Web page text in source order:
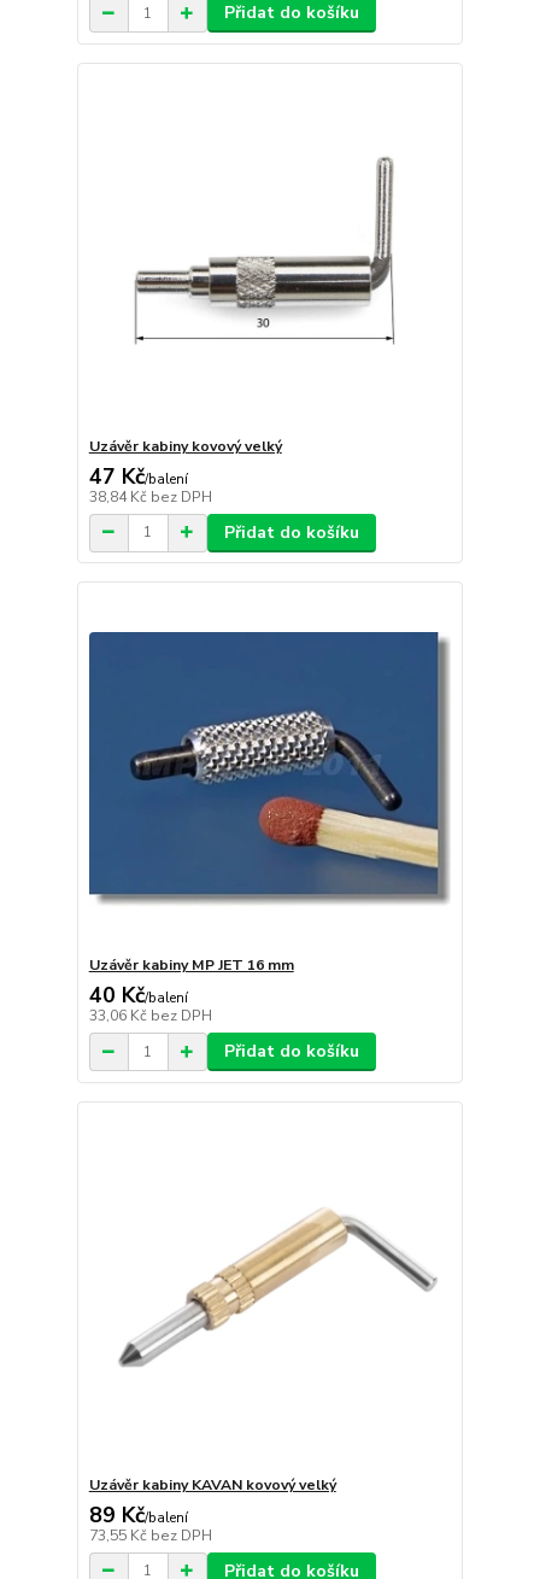
Přidat do košíku
Uzávěr kabiny kovový velký
47 Kč/balení
38,84 Kč bez DPH
Přidat do košíku
Uzávěr kabiny MP JET 16 mm
40 Kč/balení
33,06 Kč bez DPH
Přidat do košíku
Uzávěr kabiny KAVAN kovový velký
89 Kč/balení
73,55 Kč bez DPH
Přidat do košíku